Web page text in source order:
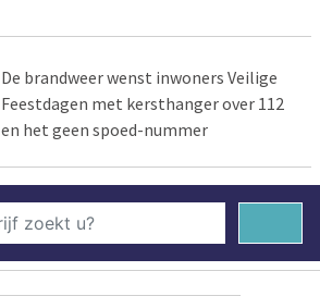
De brandweer wenst inwoners Veilige
Feestdagen met kersthanger over 112
en het geen spoed-nummer